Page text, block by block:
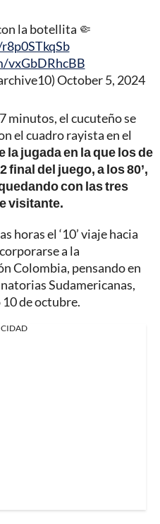
la botellita 🤏
vxGbDRhcBB
October 5, 2024
minutos, el cucuteño se
el cuadro rayista en el
la jugada en la que los de
final del juego, a los 80’,
con las tres
visitante.
horas el ‘10’ viaje hacia
a la
Colombia, pensando en
Sudamericanas,
de octubre.